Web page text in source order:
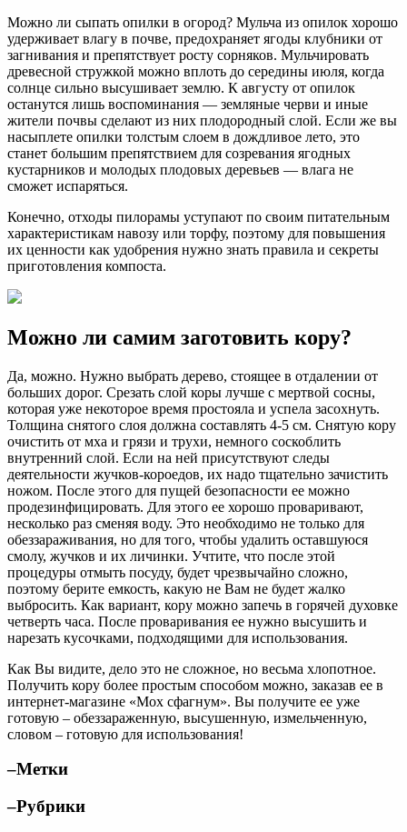
Можно ли сыпать опилки в огород? Мульча из опилок хорошо
удерживает влагу в почве, предохраняет ягоды клубники от
загнивания и препятствует росту сорняков. Мульчировать
древесной стружкой можно вплоть до середины июля, когда
солнце сильно высушивает землю. К августу от опилок
останутся лишь воспоминания — земляные черви и иные
жители почвы сделают из них плодородный слой. Если же вы
насыплете опилки толстым слоем в дождливое лето, это
станет большим препятствием для созревания ягодных
кустарников и молодых плодовых деревьев — влага не
сможет испаряться.
Конечно, отходы пилорамы уступают по своим питательным
характеристикам навозу или торфу, поэтому для повышения
их ценности как удобрения нужно знать правила и секреты
приготовления компоста.
Можно ли самим заготовить кору?
Да, можно. Нужно выбрать дерево, стоящее в отдалении от
больших дорог. Срезать слой коры лучше с мертвой сосны,
которая уже некоторое время простояла и успела засохнуть.
Толщина снятого слоя должна составлять 4-5 см. Снятую кору
очистить от мха и грязи и трухи, немного соскоблить
внутренний слой. Если на ней присутствуют следы
деятельности жучков-короедов, их надо тщательно зачистить
ножом. После этого для пущей безопасности ее можно
продезинфицировать. Для этого ее хорошо проваривают,
несколько раз сменяя воду. Это необходимо не только для
обеззараживания, но для того, чтобы удалить оставшуюся
смолу, жучков и их личинки. Учтите, что после этой
процедуры отмыть посуду, будет чрезвычайно сложно,
поэтому берите емкость, какую не Вам не будет жалко
выбросить. Как вариант, кору можно запечь в горячей духовке
четверть часа. После проваривания ее нужно высушить и
нарезать кусочками, подходящими для использования.
Как Вы видите, дело это не сложное, но весьма хлопотное.
Получить кору более простым способом можно, заказав ее в
интернет-магазине «Мох сфагнум». Вы получите ее уже
готовую – обеззараженную, высушенную, измельченную,
словом – готовую для использования!
–Метки
–Рубрики